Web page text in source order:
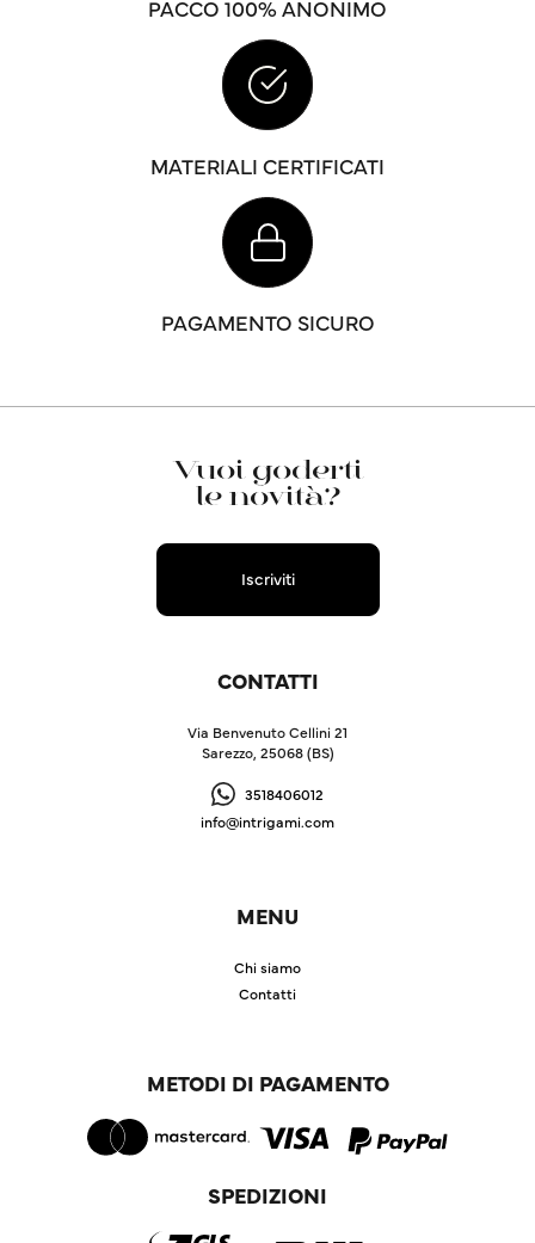
PACCO 100% ANONIMO
MATERIALI CERTIFICATI
PAGAMENTO SICURO
Vuoi goderti
le novità?
Iscriviti
CONTATTI
Via Benvenuto Cellini 21
Sarezzo, 25068 (BS)
3518406012
info@intrigami.com
MENU
Chi siamo
Contatti
METODI DI PAGAMENTO
SPEDIZIONI